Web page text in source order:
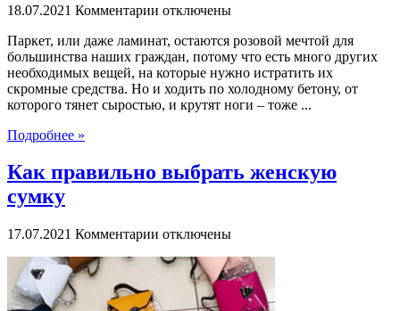
18.07.2021 Комментарии к
Дешевый
вариант
полового
покрытия
—
отключены
Паркет, или даже ламинат, остаются розовой мечтой для
большинства наших граждан, потому что есть много других
необходимых вещей, на которые нужно истратить их
скромные средства. Но и ходить по холодному бетону, от
которого тянет сыростью, и крутят ноги – тоже ...
Подробнее »
Как правильно выбрать женскую
сумку
17.07.2021 Комментарии к
Как
правильно
выбрать
отключены